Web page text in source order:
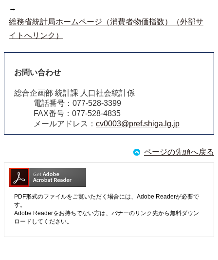
→
総務省統計局ホームページ（消費者物価指数）（外部サ
イトへリンク）
お問い合わせ
総合企画部 統計課 人口社会統計係
電話番号：077-528-3399
FAX番号：077-528-4835
メールアドレス： cv0003@pref.shiga.lg.jp
ページの先頭へ戻る
PDF形式のファイルをご覧いただく場合には、Adobe Readerが必要で
す。
Adobe Readerをお持ちでない方は、バナーのリンク先から無料ダウン
ロードしてください。